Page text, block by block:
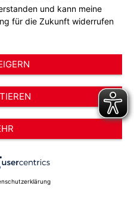
e.V.
und kann meine
für die Zukunft widerrufen